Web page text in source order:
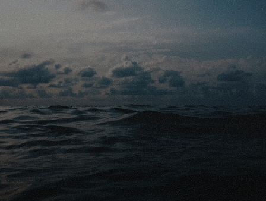
daar meer over te weten? Wij voorzien u graag van een
uitleg op maat.
Gratis advies
Klaar om uw nabestaanden
financieel te beschermen?